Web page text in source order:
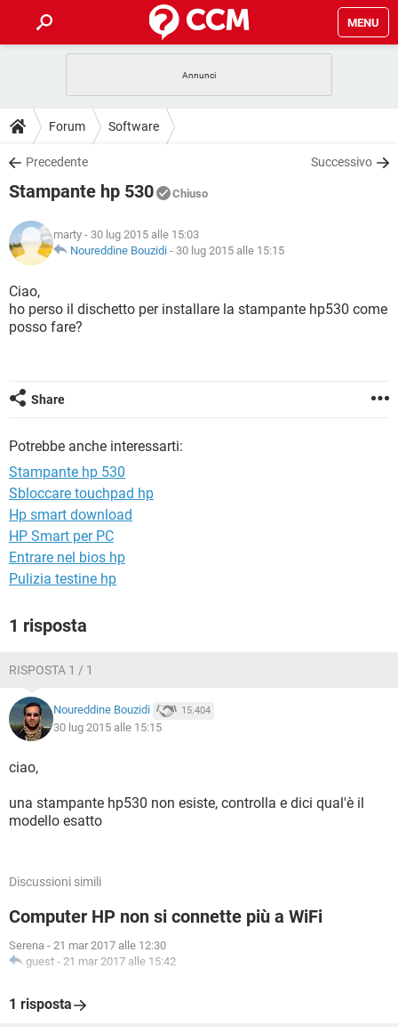
MENU
INTRATTENIMENTO
iOS
INSTAGRAM
TIKTOK
HARDWARE
GUIDE
COVID-19
INSTAGRAM
TIKTOK
HARDWARE
DOWNLOAD
COVID-19
INTRATTENIMENTO
iOS WINDOWS 10
INSTAGRAM
TIKTOK FACEBOOK
FORUM
COVID-19
INTRATTENIMENTO
iOS
INSTAGRAM
HARDWARE
GLOSSARIO
COVID-19
INTRATTENIMENTO ANDROID
TIKTOK
Forum Software
Precedente Successivo
Stampante hp 530 Chiuso
marty - 30 lug 2015 alle 15:03
Noureddine Bouzidi - 30 lug 2015 alle 15:15
Ciao,
ho perso il dischetto per installare la stampante hp530 come
posso fare?
Share
Potrebbe anche interessarti:
Stampante hp 530
Sbloccare touchpad hp
Hp smart download
HP Smart per PC
Entrare nel bios hp
Pulizia testine hp
1 risposta
RISPOSTA 1 / 1
Noureddine Bouzidi 15.404
30 lug 2015 alle 15:15
ciao,
una stampante hp530 non esiste, controlla e dici qual'è il
modello esatto
Discussioni simili
Computer HP non si connette più a WiFi
Serena - 21 mar 2017 alle 12:30
guest - 21 mar 2017 alle 15:42
1 risposta